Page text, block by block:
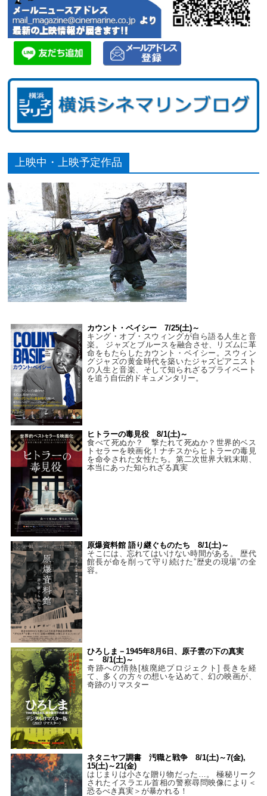
上映中・上映予定作品
カウント・ベイシー 7/25(土)～
キング・オブ・スウィングが自ら語る人生と音
楽。 ジャズとブルースを融合させ、リズムに革
命をもたらしたカウント・ベイシー。スウィン
グジャズの黄金時代を築いたジャズピアニスト
の人生と音楽、そして知られざるプライベート
を追う自伝的ドキュメンタリー。
ヒトラーの毒見役 8/1(土)～
食べて死ぬか？ 撃たれて死ぬか？世界的ベス
トセラーを映画化！ナチスからヒトラーの毒見
を命令された女性たち。第二次世界大戦末期、
本当にあった知られざる真実
原爆資料館 語り継ぐものたち 8/1(土)～
そこには、忘れてはいけない時間がある。 歴代
館長が命を削って守り続けた”歴史の現場”の全
容。
ひろしま－1945年8月6日、原子雲の下の真実
－ 8/1(土)～
奇跡への情熱[核廃絶プロジェクト] 長きを経
て、多くの方々の想いを込めて、幻の映画が、
奇跡のリマスター
ネタニヤフ調書 汚職と戦争 8/1(土)～7(金),
15(土)～21(金)
はじまりは小さな贈り物だった…。 極秘リーク
されたイスラエル首相の警察尋問映像により＜
恐るべき真実＞が暴かれる！